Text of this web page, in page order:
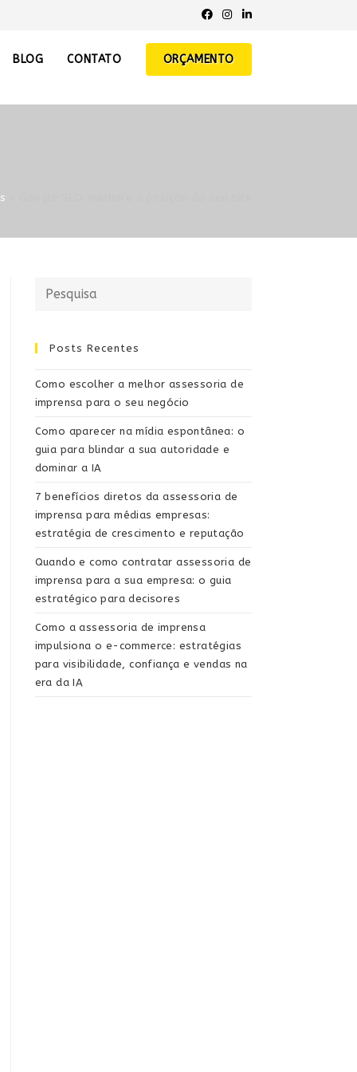
BLOG CONTATO ORÇAMENTO
Posts Recentes
Como escolher a melhor assessoria de
imprensa para o seu negócio
Como aparecer na mídia espontânea: o
guia para blindar a sua autoridade e
dominar a IA
7 benefícios diretos da assessoria de
imprensa para médias empresas:
estratégia de crescimento e reputação
Quando e como contratar assessoria de
imprensa para a sua empresa: o guia
estratégico para decisores
Como a assessoria de imprensa
impulsiona o e-commerce: estratégias
para visibilidade, confiança e vendas na
era da IA